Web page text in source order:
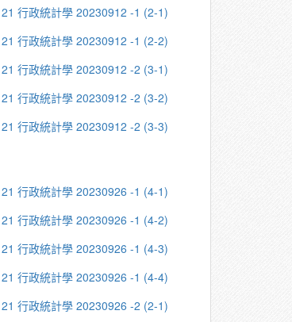
行政統計學 20230912 -1 (2-1)
行政統計學 20230912 -1 (2-2)
行政統計學 20230912 -2 (3-1)
行政統計學 20230912 -2 (3-2)
行政統計學 20230912 -2 (3-3)
行政統計學 20230926 -1 (4-1)
行政統計學 20230926 -1 (4-2)
行政統計學 20230926 -1 (4-3)
行政統計學 20230926 -1 (4-4)
行政統計學 20230926 -2 (2-1)